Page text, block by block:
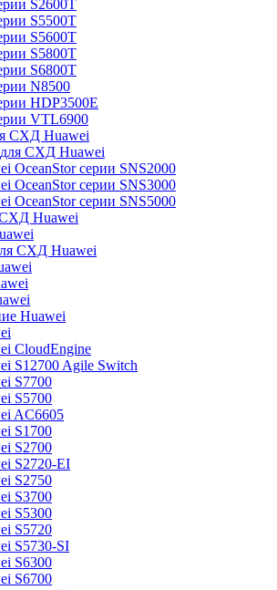
S2600T
S5500T
S5600T
S5800T
S6800T
N8500
HDP3500E
VTL6900
СХД Huawei
СХД Huawei
OceanStor серии SNS2000
OceanStor серии SNS3000
OceanStor серии SNS5000
Huawei
СХД Huawei
Huawei
CloudEngine
S12700 Agile Switch
S7700
S5700
AC6605
S1700
S2700
S2720-EI
S2750
S3700
S5300
S5720
S5730-SI
S6300
S6700